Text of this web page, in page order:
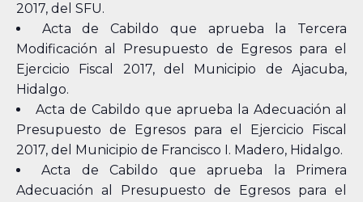
2017, del SFU.
Acta de Cabildo que aprueba la Tercera
Modificación al Presupuesto de Egresos para el
Ejercicio Fiscal 2017, del Municipio de Ajacuba,
Hidalgo.
Acta de Cabildo que aprueba la Adecuación al
Presupuesto de Egresos para el Ejercicio Fiscal
2017, del Municipio de Francisco I. Madero, Hidalgo.
Acta de Cabildo que aprueba la Primera
Adecuación al Presupuesto de Egresos para el